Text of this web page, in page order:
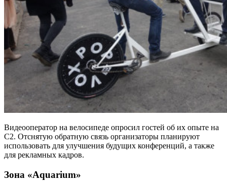
Видеооператор на велосипеде опросил гостей об их опыте на
C2. Отснятую обратную связь организаторы планируют
использовать для улучшения будущих конференций, а также
для рекламных кадров.
Зона «Aquarium»